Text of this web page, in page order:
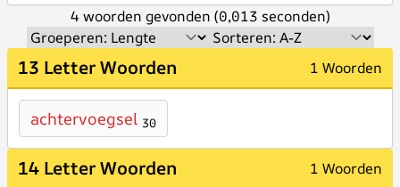
4 woorden gevonden (0,013 seconden)
13 Letter Woorden 1 Woorden
achtervoegsel 30
14 Letter Woorden 1 Woorden